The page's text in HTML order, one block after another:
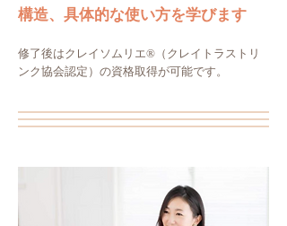
構造、具体的な使い方を学びます
修了後はクレイソムリエ®︎（クレイトラストリ
ンク協会認定） の資格取得が可能です。